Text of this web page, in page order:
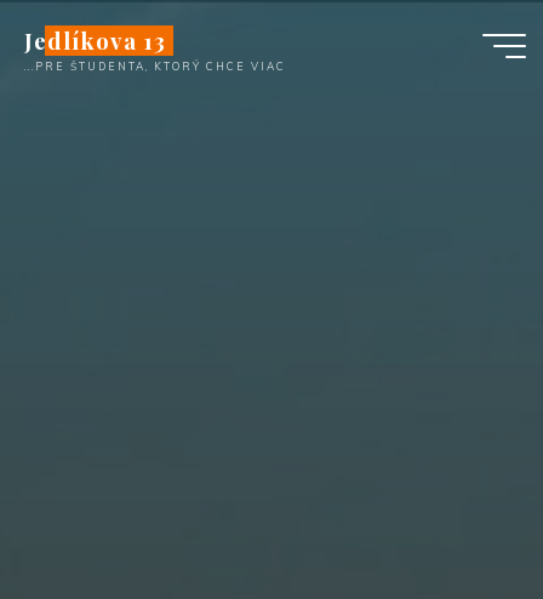
содержимому
Jedlíkova 13
...PRE ŠTUDENTA, KTORÝ CHCE VIAC